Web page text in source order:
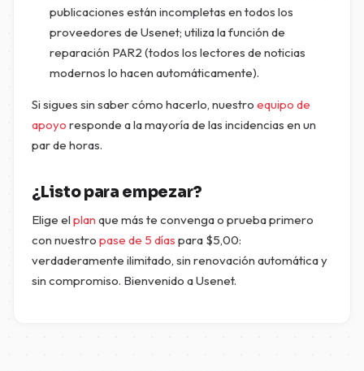
publicaciones están incompletas en todos los
proveedores de Usenet; utiliza la función de
reparación PAR2 (todos los lectores de noticias
modernos lo hacen automáticamente).
Si sigues sin saber cómo hacerlo, nuestro equipo de
apoyo responde a la mayoría de las incidencias en un
par de horas.
¿Listo para empezar?
Elige el plan que más te convenga o prueba primero
con nuestro pase de 5 días para $5,00:
verdaderamente ilimitado, sin renovación automática y
sin compromiso. Bienvenido a Usenet.